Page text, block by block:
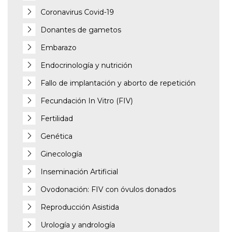
Coronavirus Covid-19
Donantes de gametos
Embarazo
Endocrinología y nutrición
Fallo de implantación y aborto de repetición
Fecundación In Vitro (FIV)
Fertilidad
Genética
Ginecología
Inseminación Artificial
Ovodonación: FIV con óvulos donados
Reproducción Asistida
Urología y andrología